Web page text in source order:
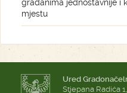
građanima jednostavnije i
mjestu
Ured
Stjepana Radića